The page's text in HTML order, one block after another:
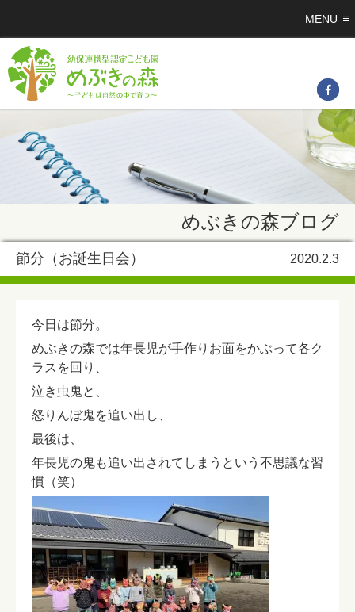
MENU
めぶきの森ブログ
節分（お誕生日会） 2020.2.3
今日は節分。
めぶきの森では年長児が手作りお面をかぶって各ク
ラスを回り、
泣き虫鬼と、
怒りんぼ鬼を追い出し、
最後は、
年長児の鬼も追い出されてしまうという不思議な習
慣（笑）